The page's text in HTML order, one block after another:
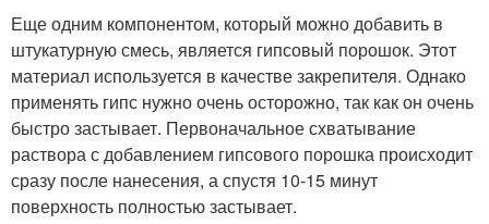
Еще одним компонентом, который можно добавить в
штукатурную смесь, является гипсовый порошок. Этот
материал используется в качестве закрепителя. Однако
применять гипс нужно очень осторожно, так как он очень
быстро застывает. Первоначальное схватывание
раствора с добавлением гипсового порошка происходит
сразу после нанесения, а спустя 10-15 минут
поверхность полностью застывает.